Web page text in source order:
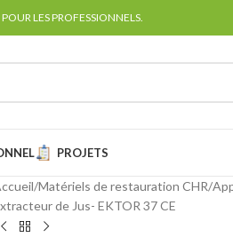
LES PROFESSIONNELS.
PROJETS
Matériels de restauration CHR
de Jus- EKTOR 37 CE